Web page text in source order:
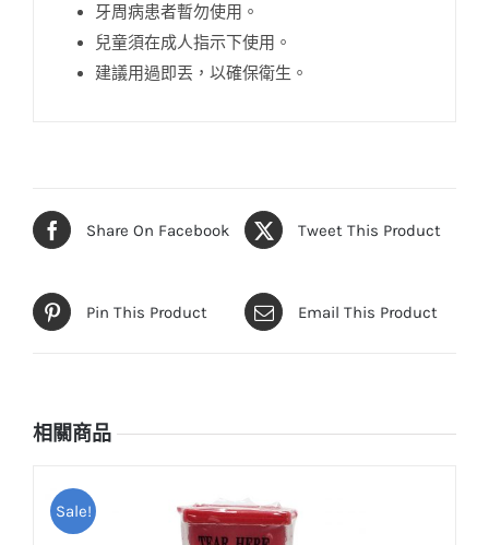
牙周病患者暫勿使用。
兒童須在成人指示下使用。
建議用過即丟，以確保衛生。
Share On Facebook Tweet This Product
Pin This Product Email This Product
相關商品
Sale!